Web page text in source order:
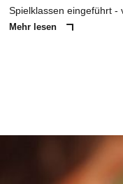
Spielklassen eingeführt -
Mehr lesen